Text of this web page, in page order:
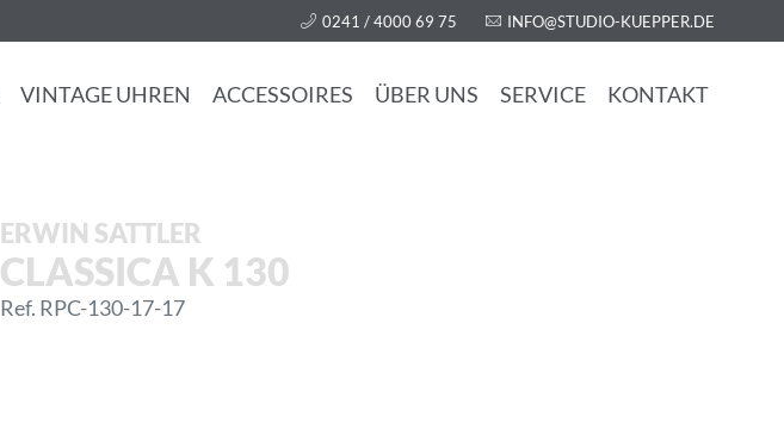
0241 / 4000 69 75 INFO@STUDIO-KUEPPER.DE
VINTAGE UHREN ACCESSOIRES ÜBER UNS SERVICE KONTAKT
ERWIN SATTLER
CLASSICA K 130
Ref. RPC-130-17-17